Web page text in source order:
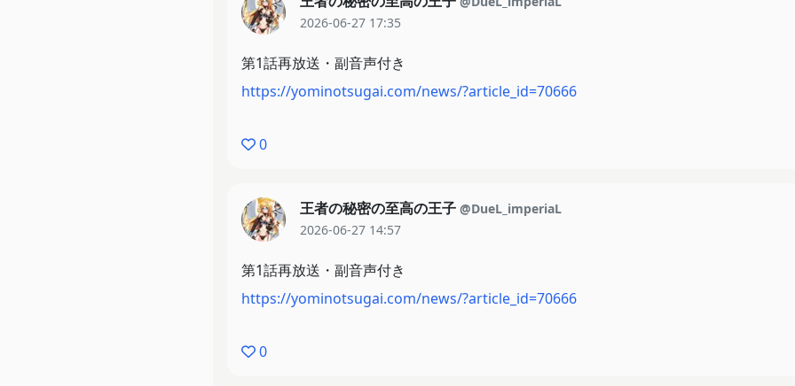
2026-06-27 17:35
第1話再放送・副音声付き
https://yominotsugai.com/news/?article_id=70666
0
王者の秘密の至高の王子 @DueL_imperiaL
2026-06-27 14:57
第1話再放送・副音声付き
https://yominotsugai.com/news/?article_id=70666
0